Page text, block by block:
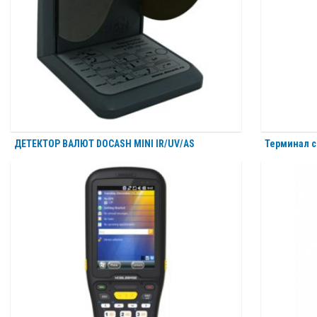
ДЕТЕКТОР ВАЛЮТ DOCASH MINI IR/UV/AS Терминал